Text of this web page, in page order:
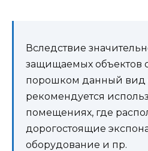
Вследствие
защищаемых объектов
порошком данный вид
рекомендуется
помещениях, где
дорогостоящие
оборудование и пр.